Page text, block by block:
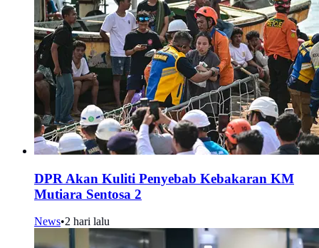
DPR Akan Kuliti Penyebab Kebakaran KM
Mutiara Sentosa 2
News•2 hari lalu